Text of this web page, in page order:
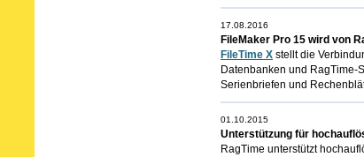
17.08.2016
FileMaker Pro 15 wird von
FileTime X stellt die
Datenbanken und RagTime-
Serienbriefen und
01.10.2015
Unterstützung für
RagTime unterstützt